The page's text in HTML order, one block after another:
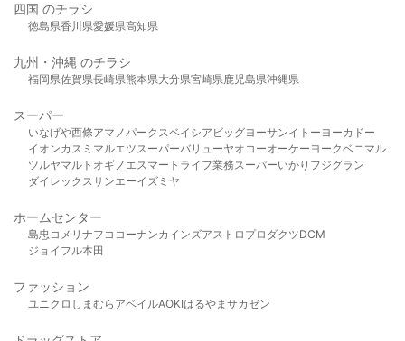
四国 のチラシ
徳島県香川県愛媛県高知県
九州・沖縄 のチラシ
福岡県佐賀県長崎県熊本県大分県宮崎県鹿児島県沖縄県
スーパー
いなげや西條アマノパークスベイシア ビッグヨーサンイトーヨーカドー
イオンカスミ マルエツスーパーバリューヤオコーオーケー ヨークベニマル
ツルヤマルト オギノ エスマート ライフ業務スーパーいかり フジグラン
ダイレックスサンエーイズミヤ
ホームセンター
島忠 コメリ ナフコ コーナンカインズアストロプロダクツDCM
ジョイフル本田
ファッション
ユニクロ しまむら アベイルAOKIはるやま サカゼン